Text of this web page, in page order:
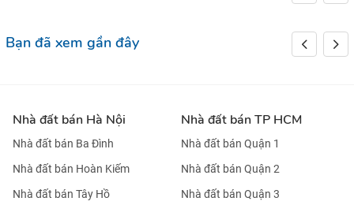
Bạn đã xem gần đây
Nhà đất bán Hà Nội
Nhà đất bán Ba Đình
Nhà đất bán Hoàn Kiếm
Nhà đất bán Tây Hồ
Nhà đất bán TP HCM
Nhà đất bán Quận 1
Nhà đất bán Quận 2
Nhà đất bán Quận 3